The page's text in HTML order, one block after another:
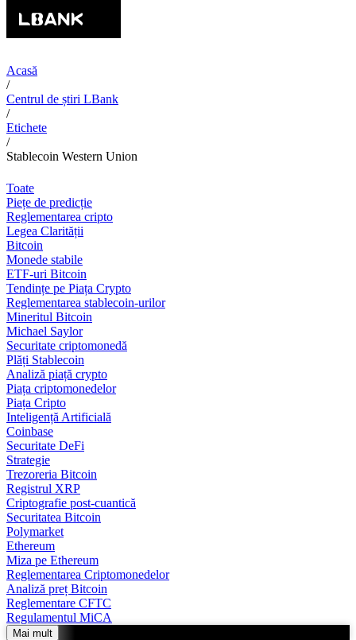
Acasă
/
Centrul de știri LBank
/
Etichete
/
Stablecoin Western Union
Toate
Piețe de predicție
Reglementarea cripto
Legea Clarității
Bitcoin
Monede stabile
ETF-uri Bitcoin
Tendințe pe Piața Crypto
Reglementarea stablecoin-urilor
Mineritul Bitcoin
Michael Saylor
Securitate criptomonedă
Plăți Stablecoin
Analiză piață crypto
Piața criptomonedelor
Piața Cripto
Inteligență Artificială
Coinbase
Securitate DeFi
Strategie
Trezoreria Bitcoin
Registrul XRP
Criptografie post-cuantică
Securitatea Bitcoin
Polymarket
Ethereum
Miza pe Ethereum
Reglementarea Criptomonedelor
Analiză preț Bitcoin
Reglementare CFTC
Regulamentul MiCA
Mai mult